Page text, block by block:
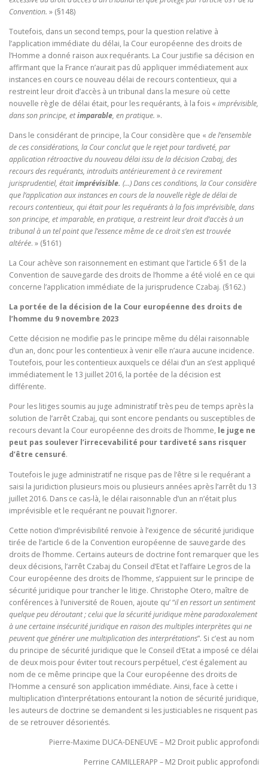
Convention. » (§148)
Toutefois, dans un second temps, pour la question relative à
l’application immédiate du délai, la Cour européenne des droits de
l’Homme a donné raison aux requérants. La Cour justifie sa décision en
affirmant que la France n’aurait pas dû appliquer immédiatement aux
instances en cours ce nouveau délai de recours contentieux, qui a
restreint leur droit d’accès à un tribunal dans la mesure où cette
nouvelle règle de délai était, pour les requérants, à la fois « imprévisible,
dans son principe, etimparable, en pratique. ».
Dans le considérant de principe, la Cour considère que « de l’ensemble
de ces considérations, la Cour conclut que le rejet pour tardiveté, par
application rétroactive du nouveau délai issu de la décision Czabaj, des
recours des requérants, introduits antérieurement à ce revirement
jurisprudentiel, étaitimprévisible. (…) Dans ces conditions, la Cour considère
que l’application aux instances en cours de la nouvelle règle de délai de
recours contentieux, qui était pour les requérants à la fois imprévisible, dans
son principe, et imparable, en pratique, a restreint leur droit d’accès à un
tribunal à un tel point que l’essence même de ce droit s’en est trouvée
altérée. » (§161)
La Cour achève son raisonnement en estimant que l’article 6 §1 de la
Convention de sauvegarde des droits de l’homme a été violé en ce qui
concerne l’application immédiate de la jurisprudence Czabaj. (§162.)
La portée de la décision de la Cour européenne des droits de
l’homme du 9 novembre 2023
Cette décision ne modifie pas le principe même du délai raisonnable
d’un an, donc pour les contentieux à venir elle n’aura aucune incidence.
Toutefois, pour les contentieux auxquels ce délai d’un an s’est appliqué
immédiatement le 13 juillet 2016, la portée de la décision est
différente.
Pour les litiges soumis au juge administratif très peu de temps après la
solution de l’arrêt Czabaj, qui sont encore pendants ou susceptibles de
recours devant la Cour européenne des droits de l’homme, le juge ne
peut pas soulever l’irrecevabilité pour tardiveté sans risquer
d’être censuré.
Toutefois le juge administratif ne risque pas de l’être si le requérant a
saisi la juridiction plusieurs mois ou plusieurs années après l’arrêt du 13
juillet 2016. Dans ce cas-là, le délai raisonnable d’un an n’était plus
imprévisible et le requérant ne pouvait l’ignorer.
Cette notion d’imprévisibilité renvoie à l’exigence de sécurité juridique
tirée de l’article 6 de la Convention européenne de sauvegarde des
droits de l’homme. Certains auteurs de doctrine font remarquer que les
deux décisions, l’arrêt Czabaj du Conseil d’Etat et l’affaire Legros de la
Cour européenne des droits de l’homme, s’appuient sur le principe de
sécurité juridique pour trancher le litige. Christophe Otero, maître de
conférences à l’université de Rouen, ajoute qu’ “il en ressort un sentiment
quelque peu déroutant ; celui que la sécurité juridique mène paradoxalement
à une certaine insécurité juridique en raison des multiples interprètes qui ne
peuvent que générer une multiplication des interprétations”. Si c’est au nom
du principe de sécurité juridique que le Conseil d’Etat a imposé ce délai
de deux mois pour éviter tout recours perpétuel, c’est également au
nom de ce même principe que la Cour européenne des droits de
l’Homme a censuré son application immédiate. Ainsi, face à cette i
multiplication d’interprétations entourant la notion de sécurité juridique,
les auteurs de doctrine se demandent si les justiciables ne risquent pas
de se retrouver désorientés.
Pierre-Maxime DUCA-DENEUVE – M2 Droit public approfondi
Perrine CAMILLERAPP – M2 Droit public approfondi